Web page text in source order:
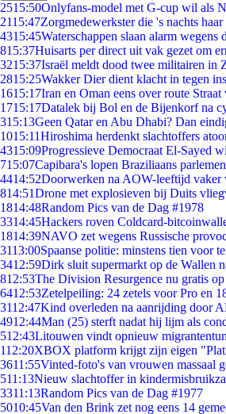
2515:50Onlyfans-model met G-cup wil als
2115:47Zorgmedewerkster die 's nachts
4315:45Waterschappen slaan alarm wegens
815:37Huisarts per direct uit vak gezet om
3215:37Israël meldt dood twee militairen in
2815:25Wakker Dier dient klacht in tegen
1615:17Iran en Oman eens over route
1715:17Datalek bij Bol en de Bijenkorf na
315:13Geen Qatar en Abu Dhabi? Dan
1015:11Hiroshima herdenkt slachtoffers
4315:09Progressieve Democraat El-Sayed
715:07Capibara's lopen Braziliaans
4414:52Doorwerken na AOW-leeftijd vaker
814:51Drone met explosieven bij Duits
1814:48Random Pics van de Dag #1978
3314:45Hackers roven Coldcard-
1814:39NAVO zet wegens Russische
3113:00Spaanse politie: minstens tien voor
3412:59Dirk sluit supermarkt op de Wallen
812:53The Division Resurgence nu gratis
6412:53Zetelpeiling: 24 zetels voor Pro en
3112:47Kind overleden na aanrijding door
4912:44Man (25) sterft nadat hij lijm als
512:43Litouwen vindt opnieuw
112:20XBOX platform krijgt zijn eigen
3611:55Vinted-foto's van vrouwen massaal
511:13Nieuw slachtoffer in
3311:13Random Pics van de Dag #1977
5010:45Van den Brink zet nog eens 14